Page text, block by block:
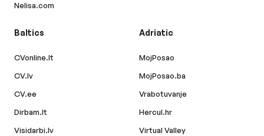
Nelisa.com
Baltics
CVonline.lt
CV.lv
CV.ee
Dirbam.lt
Visidarbi.lv
Adriatic
MojPosao
MojPosao.ba
Vrabotuvanje
Hercul.hr
Virtual Valley